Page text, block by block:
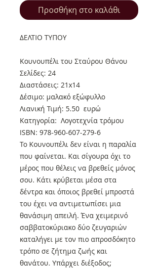
Προσθήκη στο καλάθι
ΔΕΛΤΙΟ ΤΥΠΟΥ
Κουνουπέλι του Σταύρου Θάνου
Σελίδες: 24
Διαστάσεις: 21x14
Δέσιμο: μαλακό εξώφυλλο
Λιανική Τιμή: 5.50 ευρώ
Κατηγορία: Λογοτεχνία τρόμου
ISBN: 978-960-607-279-6
Το Κουνουπέλι δεν είναι η παραλία
που φαίνεται. Και σίγουρα όχι το
μέρος που θέλεις να βρεθείς μόνος
σου. Κάτι κρύβεται μέσα στα
δέντρα και όποιος βρεθεί μπροστά
του έχει να αντιμετωπίσει μια
θανάσιμη απειλή. Ένα χειμερινό
σαββατοκύριακο δύο ζευγαριών
καταλήγει με τον πιο απροσδόκητο
τρόπο σε ζήτημα ζωής και
θανάτου. Υπάρχει διέξοδος;